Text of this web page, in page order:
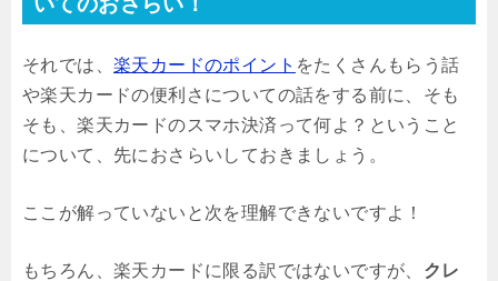
それでは、 楽天カードのポイント をたくさんもらう話
や楽天カードの便利さについての話をする前に、そも
そも、楽天カードのスマホ決済って何よ？ということ
について、先におさらいしておきましょう。
ここが解っていないと次を理解できないですよ！
もちろん、楽天カードに限る訳ではないですが、 クレ